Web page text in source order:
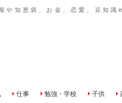
知恵袋、お金、恋愛、豆知識
仕事 勉強・学校 子供